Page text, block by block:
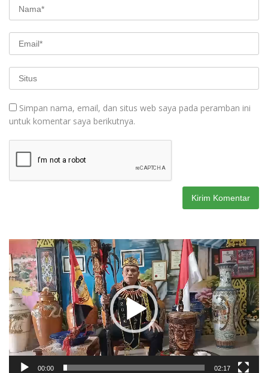
Simpan nama, email, dan situs web saya pada peramban ini
untuk komentar saya berikutnya.
Pemutar
Video
00:00 02:17